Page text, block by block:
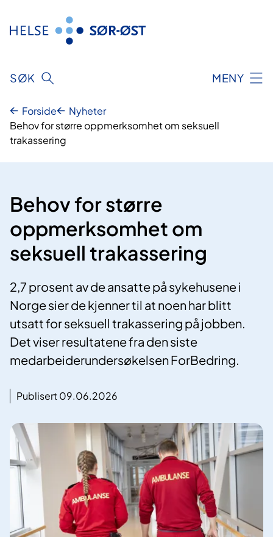
innhold
SØK MENY
Forside
Nyheter
Behov for større oppmerksomhet om seksuell
trakassering
Behov for større
oppmerksomhet om
seksuell trakassering
2,7 prosent av de ansatte på sykehusene i
Norge sier de kjenner til at noen har blitt
utsatt for seksuell trakassering på jobben.
Det viser resultatene fra den siste
medarbeiderundersøkelsen ForBedring.
Publisert 09.06.2026